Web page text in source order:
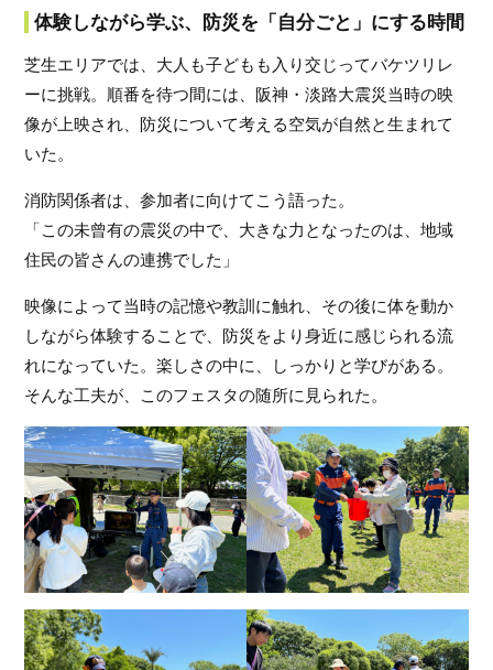
体験しながら学ぶ、防災を「自分ごと」にする時間
芝生エリアでは、大人も子どもも入り交じってバケツリレ
ーに挑戦。順番を待つ間には、阪神・淡路大震災当時の映
像が上映され、防災について考える空気が自然と生まれて
いた。
消防関係者は、参加者に向けてこう語った。
「この未曾有の震災の中で、大きな力となったのは、地域
住民の皆さんの連携でした」
映像によって当時の記憶や教訓に触れ、その後に体を動か
しながら体験することで、防災をより身近に感じられる流
れになっていた。楽しさの中に、しっかりと学びがある。
そんな工夫が、このフェスタの随所に見られた。